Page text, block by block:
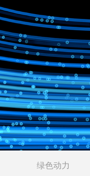
绿色动力